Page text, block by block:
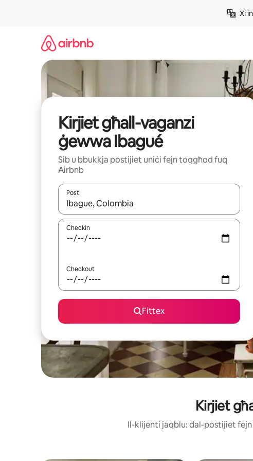
Xi
Kirjiet għall-vaganzi
ġewwa Ibagué
Sib u bbukkja postijiet uniċi fejn toqgħod fuq
Airbnb
Post
Meta r-riżultati jkunu disponibbli, tista' tmur minn
Checkin
Checkout
Fittex
Kirjiet
Il-klijenti jaqblu: dal-postijiet